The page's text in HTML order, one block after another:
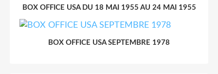
BOX OFFICE USA DU 18 MAI 1955 AU 24 MAI 1955
BOX OFFICE USA SEPTEMBRE 1978